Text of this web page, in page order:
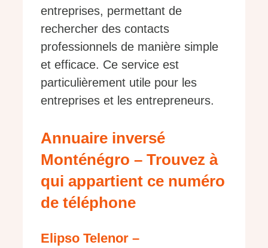
entreprises, permettant de
rechercher des contacts
professionnels de manière simple
et efficace. Ce service est
particulièrement utile pour les
entreprises et les entrepreneurs.
Annuaire inversé
Monténégro – Trouvez à
qui appartient ce numéro
de téléphone
Elipso Telenor –